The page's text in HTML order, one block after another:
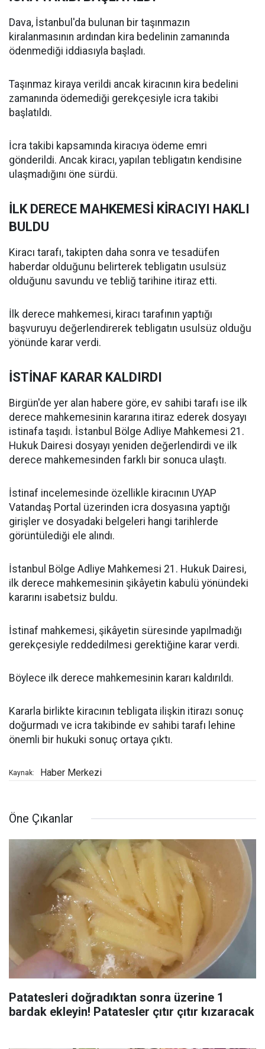
Dava, İstanbul'da bulunan bir taşınmazın
kiralanmasının ardından kira bedelinin zamanında
ödenmediği iddiasıyla başladı.
Taşınmaz kiraya verildi ancak kiracının kira bedelini
zamanında ödemediği gerekçesiyle icra takibi
başlatıldı.
İcra takibi kapsamında kiracıya ödeme emri
gönderildi. Ancak kiracı, yapılan tebligatın kendisine
ulaşmadığını öne sürdü.
İLK DERECE MAHKEMESİ KİRACIYI HAKLI
BULDU
Kiracı tarafı, takipten daha sonra ve tesadüfen
haberdar olduğunu belirterek tebligatın usulsüz
olduğunu savundu ve tebliğ tarihine itiraz etti.
İlk derece mahkemesi, kiracı tarafının yaptığı
başvuruyu değerlendirerek tebligatın usulsüz olduğu
yönünde karar verdi.
İSTİNAF KARAR KALDIRDI
Birgün'de yer alan habere göre, ev sahibi tarafı ise ilk
derece mahkemesinin kararına itiraz ederek dosyayı
istinafa taşıdı. İstanbul Bölge Adliye Mahkemesi 21.
Hukuk Dairesi dosyayı yeniden değerlendirdi ve ilk
derece mahkemesinden farklı bir sonuca ulaştı.
İstinaf incelemesinde özellikle kiracının UYAP
Vatandaş Portal üzerinden icra dosyasına yaptığı
girişler ve dosyadaki belgeleri hangi tarihlerde
görüntülediği ele alındı.
İstanbul Bölge Adliye Mahkemesi 21. Hukuk Dairesi,
ilk derece mahkemesinin şikâyetin kabulü yönündeki
kararını isabetsiz buldu.
İstinaf mahkemesi, şikâyetin süresinde yapılmadığı
gerekçesiyle reddedilmesi gerektiğine karar verdi.
Böylece ilk derece mahkemesinin kararı kaldırıldı.
Kararla birlikte kiracının tebligata ilişkin itirazı sonuç
doğurmadı ve icra takibinde ev sahibi tarafı lehine
önemli bir hukuki sonuç ortaya çıktı.
Kaynak: Haber Merkezi
Öne Çıkanlar
Patatesleri doğradıktan sonra üzerine 1
bardak ekleyin! Patatesler çıtır çıtır kızaracak